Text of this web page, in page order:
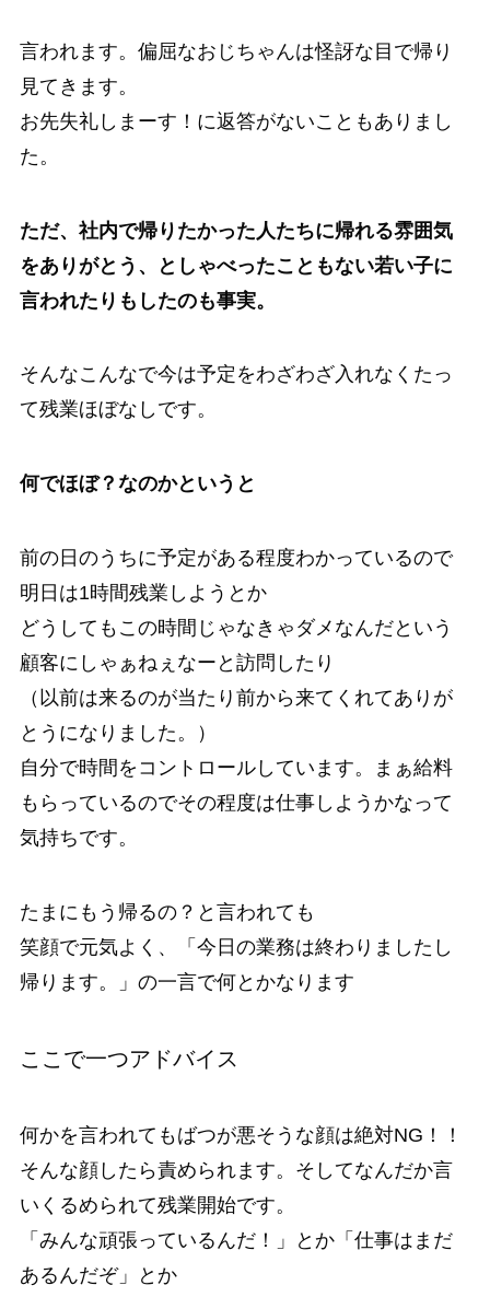
言われます。偏屈なおじちゃんは怪訝な目で帰り
見てきます。
お先失礼しまーす！に返答がないこともありまし
た。
ただ、社内で帰りたかった人たちに帰れる雰囲気
をありがとう、としゃべったこともない若い子に
言われたりもしたのも事実。
そんなこんなで今は予定をわざわざ入れなくたっ
て残業ほぼなしです。
何でほぼ？なのかというと
前の日のうちに予定がある程度わかっているので
明日は1時間残業しようとか
どうしてもこの時間じゃなきゃダメなんだという
顧客にしゃぁねぇなーと訪問したり
（以前は来るのが当たり前から来てくれてありが
とうになりました。）
自分で時間をコントロールしています。まぁ給料
もらっているのでその程度は仕事しようかなって
気持ちです。
たまにもう帰るの？と言われても
笑顔で元気よく、「今日の業務は終わりましたし
帰ります。」の一言で何とかなります
ここで一つアドバイス
何かを言われてもばつが悪そうな顔は絶対NG！！
そんな顔したら責められます。そしてなんだか言
いくるめられて残業開始です。
「みんな頑張っているんだ！」とか「仕事はまだ
あるんだぞ」とか